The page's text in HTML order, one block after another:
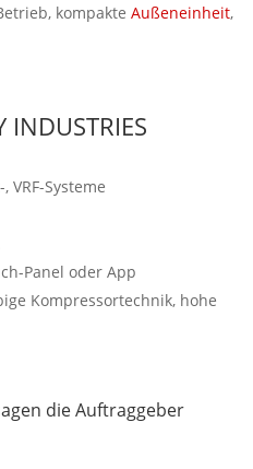
kompakte Außeneinheit,
VRF-Systeme
Panel oder App
Kompressortechnik, hohe
die Auftraggeber